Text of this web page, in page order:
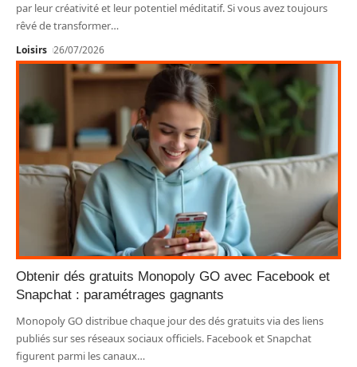
par leur créativité et leur potentiel méditatif. Si vous avez toujours
rêvé de transformer…
Loisirs 26/07/2026
Obtenir dés gratuits Monopoly GO avec Facebook et
Snapchat : paramétrages gagnants
Monopoly GO distribue chaque jour des dés gratuits via des liens
publiés sur ses réseaux sociaux officiels. Facebook et Snapchat
figurent parmi les canaux…